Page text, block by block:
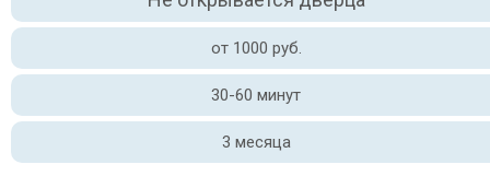
от 1000 руб.
30-60 минут
3 месяца